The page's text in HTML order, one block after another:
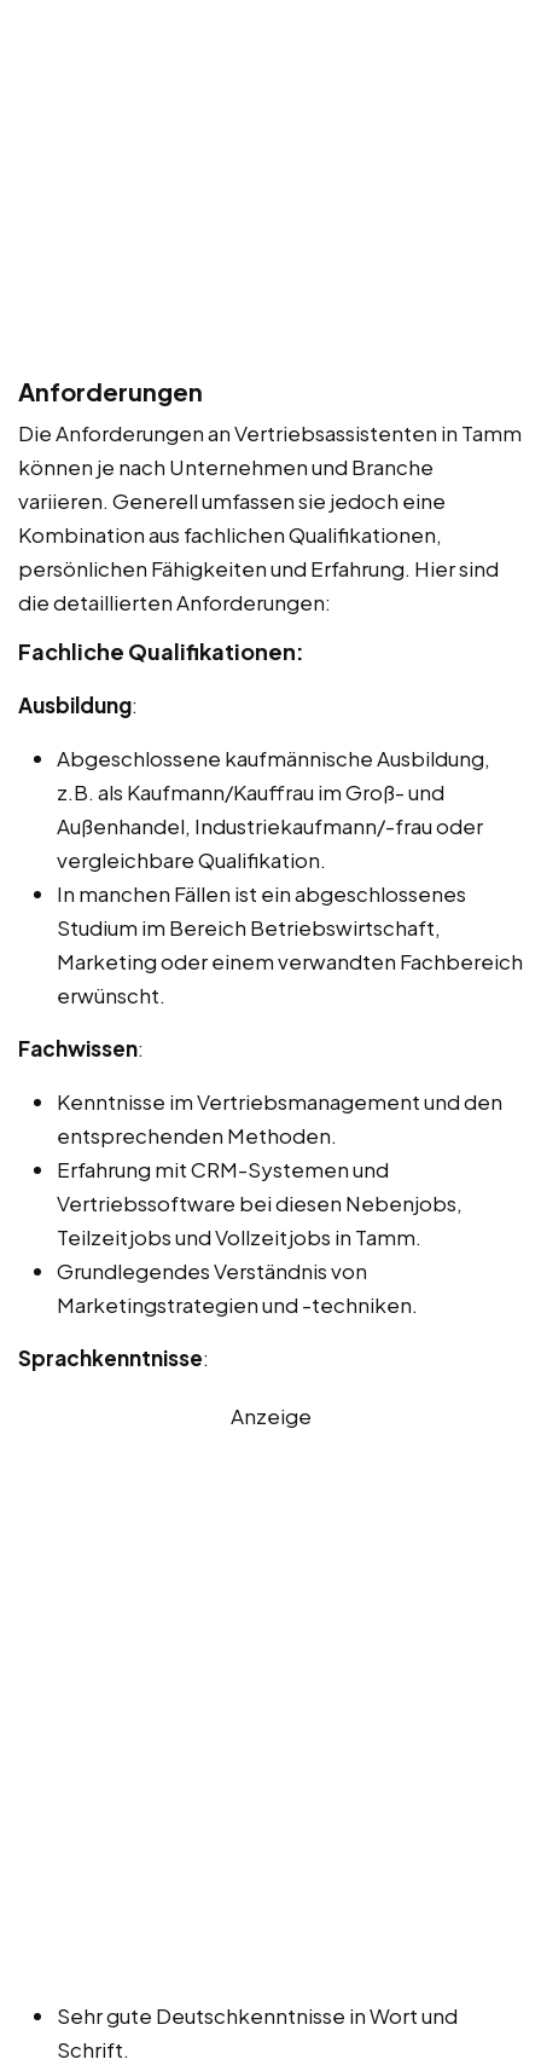
Anforderungen
Die Anforderungen an Vertriebsassistenten in Tamm
können je nach Unternehmen und Branche
variieren. Generell umfassen sie jedoch eine
Kombination aus fachlichen Qualifikationen,
persönlichen Fähigkeiten und Erfahrung. Hier sind
die detaillierten Anforderungen:
Fachliche Qualifikationen:
Ausbildung:
Abgeschlossene kaufmännische Ausbildung,
z.B. als Kaufmann/Kauffrau im Groß- und
Außenhandel, Industriekaufmann/-frau oder
vergleichbare Qualifikation.
In manchen Fällen ist ein abgeschlossenes
Studium im Bereich Betriebswirtschaft,
Marketing oder einem verwandten Fachbereich
erwünscht.
Fachwissen:
Kenntnisse im Vertriebsmanagement und den
entsprechenden Methoden.
Erfahrung mit CRM-Systemen und
Vertriebssoftware bei diesen Nebenjobs,
Teilzeitjobs und Vollzeitjobs in Tamm.
Grundlegendes Verständnis von
Marketingstrategien und -techniken.
Sprachkenntnisse:
Anzeige
Sehr gute Deutschkenntnisse in Wort und
Schrift.